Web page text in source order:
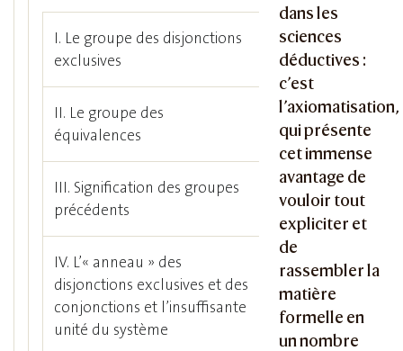
dans les
sciences
déductives :
c’est
l’axiomatisation,
qui présente
cet immense
avantage de
vouloir tout
expliciter et
de
rassembler la
matière
formelle en
un nombre
I. Le groupe des disjonctions
exclusives
II. Le groupe des
équivalences
III. Signification des groupes
précédents
IV. L’« anneau » des
disjonctions exclusives et des
conjonctions et l’insuffisante
unité du système